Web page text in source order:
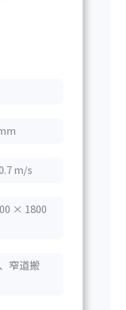
m/s
× 1800
窄道搬